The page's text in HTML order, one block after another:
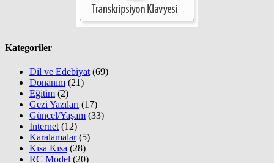
Kategoriler
Dil ve Edebiyat (69)
Donanım (21)
Eğitim (2)
Gezi Yazıları (17)
Güncel/Yaşam (33)
İnternet (12)
Karalamalar(5)
Kısa Kısa (28)
RC Model (20)